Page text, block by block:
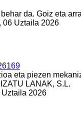
da. Goiz eta
06 Uztaila 2026
eta piezen
LANAK, S.L.
2026